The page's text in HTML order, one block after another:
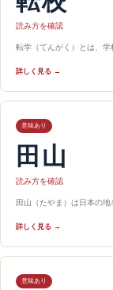
読み方を確認
転学（てんがく）とは、
詳しく見る →
意味あり
田山
読み方を確認
田山（たやま）は日本の地
詳しく見る →
意味あり